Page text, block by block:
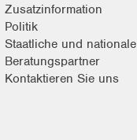
Zusatzinformation
Politik
Staatliche und nationale
Beratungspartner
Kontaktieren Sie uns